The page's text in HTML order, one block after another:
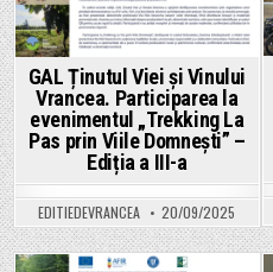
GAL Ținutul Viei și Vinului
Vrancea. Participarea la
evenimentul „Trekking La
Pas prin Viile Domnești” –
Ediția a III-a
EDITIEDEVRANCEA 20/09/2025